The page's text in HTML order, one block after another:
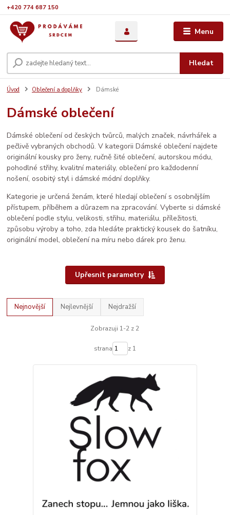
Menu
Hledat
+420 774 687 150
Úvod Oblečení a doplňky Dámské
Dámské oblečení
Dámské oblečení od českých tvůrců, malých značek, návrhářek a
pečlivě vybraných obchodů. V kategorii Dámské oblečení najdete
originální kousky pro ženy, ručně šité oblečení, autorskou módu,
pohodlné střihy, kvalitní materiály, oblečení pro každodenní
nošení, osobitý styl i dámské módní doplňky.
Kategorie je určená ženám, které hledají oblečení s osobnějším
přístupem, příběhem a důrazem na zpracování. Vyberte si dámské
oblečení podle stylu, velikosti, střihu, materiálu, příležitosti,
způsobu výroby a toho, zda hledáte praktický kousek do šatníku,
originální model, oblečení na míru nebo dárek pro ženu.
Upřesnit parametry
Nejnovější Nejlevnější Nejdražší
Zobrazuji 1-2 z 2
strana z 1